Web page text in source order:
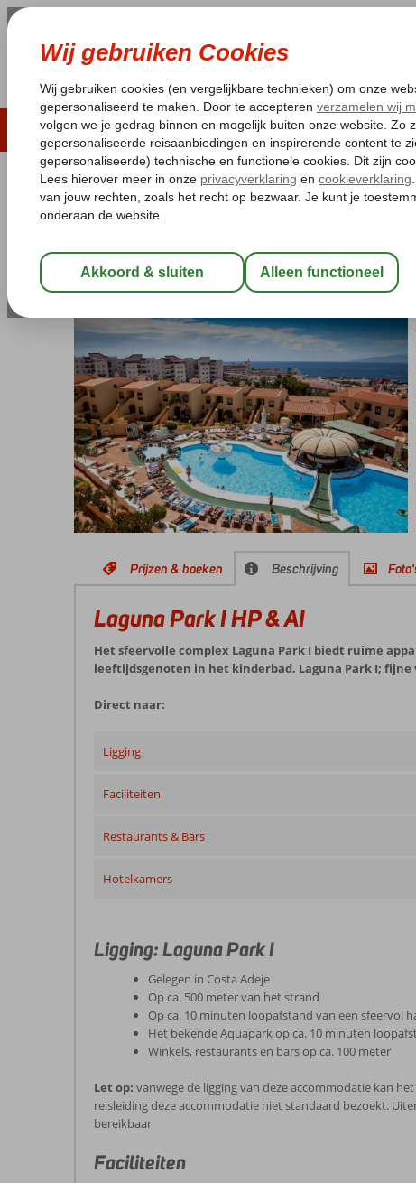
LAST MINUTE ZOMER 2026
Pakketgarantie Laagsteprijsgarantie* Gratis
Home
Spanje Canarische Eilanden
Laguna Park I HP & AI
Halfpension Appartement
Prijzen & boeken Beschrijving
Laguna Park I HP & AI
Het sfeervolle complex Laguna Park I biedt ruime
leeftijdsgenoten in het kinderbad. Laguna Park I; fijne
Direct naar:
Ligging
Faciliteiten
Restaurants & Bars
Hotelkamers
Ligging: Laguna Park I
Gelegen in Costa Adeje
Op ca. 500 meter van het strand
Op ca. 10 minuten loopafstand van een sfeervol
Het bekende Aquapark op ca. 10 minuten
Winkels, restaurants en bars op ca. 100 meter
Let op: vanwege de ligging van deze accommodatie kan
reisleiding deze accommodatie niet standaard bezoekt.
bereikbaar
Faciliteiten